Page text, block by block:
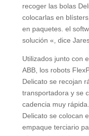
recoger las bolas
colocarlas en
en paquetes. el
solución «, dice
Utilizados junto con
ABB, los robots
Delicato se recojan
transportadora y se
cadencia muy
Delicato se colocan
empaque terciario